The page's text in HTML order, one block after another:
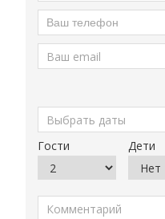
Гости Дети